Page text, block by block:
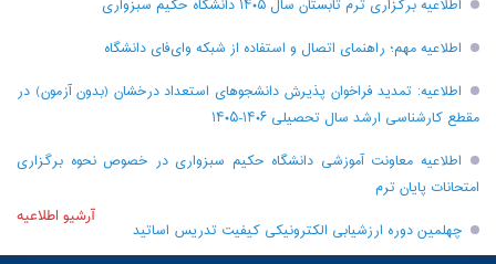
اطلاعیه برگزاری ترم تابستان سال ۱۴۰۵ دانشگاه حکیم سبزواری
اطلاعیه مهم؛ راهنمای اتصال و استفاده از شبکه وای‌فای دانشگاه
اطلاعیه: تمدید فراخوان پذیرش دانشجو‌های استعداد درخشان (بدون آزمون) در
مقطع کارشناسی ارشد سال تحصیلی ۱۴۰۶-۱۴۰۵
اطلاعیه معاونت آموزشی دانشگاه حکیم سبزواری در خصوص نحوه برگزاری
امتحانات پایان ترم
چهلمین دوره ارزشیابی الکترونیکی کیفیت تدریس اساتید
آرشیو اطلاعیه